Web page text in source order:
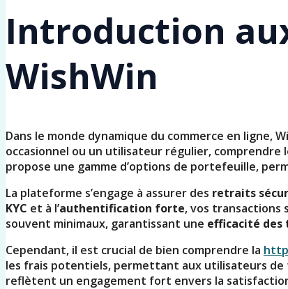
Introduction
WishWin
Dans le monde dynamique du commerce en ligne,
occasionnel ou un utilisateur régulier, comprendre
propose une gamme d’options de portefeuille,
La plateforme s’engage à assurer des retraits
KYC et à l’authentification forte, vos transactions
souvent minimaux, garantissant une efficacité des
Cependant, il est crucial de bien comprendre la
les frais potentiels, permettant aux utilisateurs de
reflètent un engagement fort envers la